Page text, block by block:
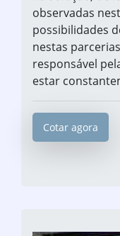
observadas
possibilidades
nestas
responsável
estar
Cotar agora